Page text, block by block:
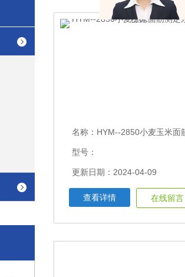
名称： HYM--2850小麦玉米面筋测定系统磨
型号：
更新日期：2024-04-09
查看详情 在线留言